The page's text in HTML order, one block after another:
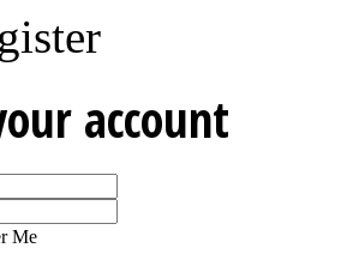
account
Me